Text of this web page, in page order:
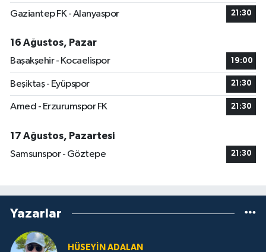
Gaziantep FK - Alanyaspor 21:30
16 Ağustos, Pazar
Başakşehir - Kocaelispor
19:00
Beşiktaş - Eyüpspor 21:30
Amed - Erzurumspor FK 21:30
17 Ağustos, Pazartesi
Samsunspor - Göztepe
21:30
Yazarlar
HÜSEYIN ADALAN